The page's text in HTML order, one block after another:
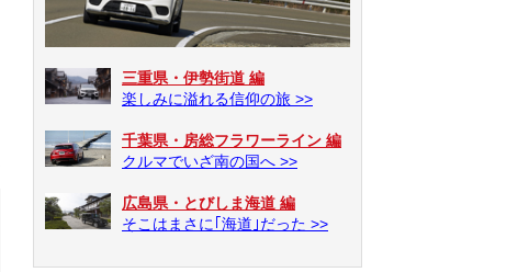
三重県・伊勢街道 編
楽しみに溢れる信仰の旅 >>
千葉県・房総フラワーライン 編
クルマでいざ南の国へ >>
広島県・とびしま海道 編
そこはまさに｢海道｣だった >>